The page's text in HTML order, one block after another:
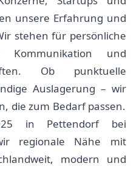
unsere Erfahrung und
stehen für persönliche
Kommunikation und
Ob punktuelle
Auslagerung – wir
die zum Bedarf passen.
in Pettendorf bei
regionale Nähe mit
modern und